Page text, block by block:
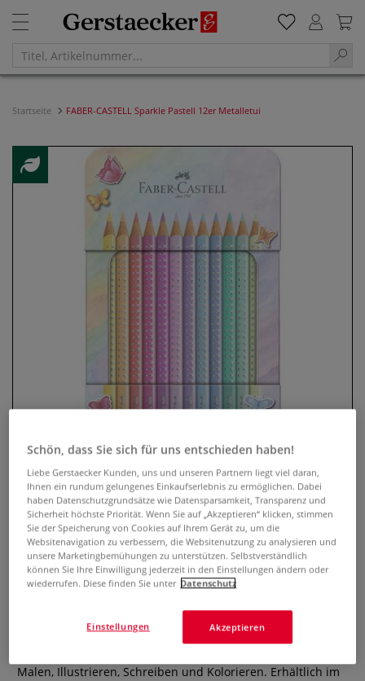
Startseite FABER-CASTELL Sparkle Pastell 12er Metalletui
FABER-CASTELL Sparkle Pastell
12er Metalletui
Pastellfarbene Buntstifte mit Sparkle-Effekt im
Malen, Illustrieren, Schreiben und Kolorieren. Erhältlich im
Schön, dass Sie sich für uns entschieden haben!
Liebe Gerstaecker Kunden, uns und unseren Partnern liegt viel daran,
Ihnen ein rundum gelungenes Einkaufserlebnis zu ermöglichen. Dabei
haben Datenschutzgrundsätze wie Datensparsamkeit, Transparenz und
Sicherheit höchste Priorität. Wenn Sie auf „Akzeptieren“ klicken, stimmen
Sie der Speicherung von Cookies auf Ihrem Gerät zu, um die
Websitenavigation zu verbessern, die Websitenutzung zu analysieren und
unsere Marketingbemühungen zu unterstützen. Selbstverständlich
können Sie Ihre Einwilligung jederzeit in den Einstellungen ändern oder
wiederrufen. Diese finden Sie unter Datenschutz
Akzeptieren
Einstellungen